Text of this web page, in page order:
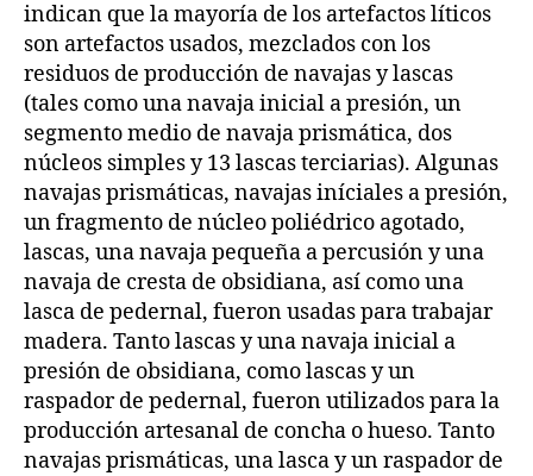
indican que la mayoría de los artefactos líticos
son artefactos usados, mezclados con los
residuos de producción de navajas y lascas
(tales como una navaja inicial a presión, un
segmento medio de navaja prismática, dos
núcleos simples y 13 lascas terciarias). Algunas
navajas prismáticas, navajas iníciales a presión,
un fragmento de núcleo poliédrico agotado,
lascas, una navaja pequeña a percusión y una
navaja de cresta de obsidiana, así como una
lasca de pedernal, fueron usadas para trabajar
madera. Tanto lascas y una navaja inicial a
presión de obsidiana, como lascas y un
raspador de pedernal, fueron utilizados para la
producción artesanal de concha o hueso. Tanto
navajas prismáticas, una lasca y un raspador de